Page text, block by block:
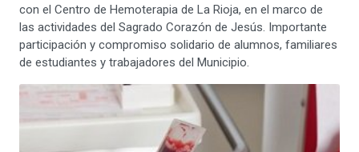
con el Centro de Hemoterapia de La Rioja, en el marco de
las actividades del Sagrado Corazón de Jesús. Importante
participación y compromiso solidario de alumnos, familiares
de estudiantes y trabajadores del Municipio.